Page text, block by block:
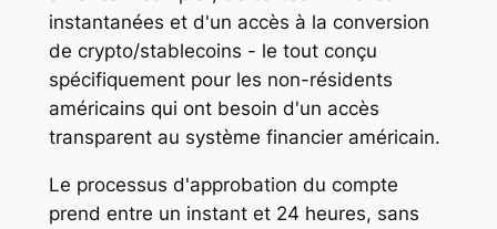
instantanées et d'un accès à la conversion
de crypto/stablecoins - le tout conçu
spécifiquement pour les non-résidents
américains qui ont besoin d'un accès
transparent au système financier américain.
Le processus d'approbation du compte
prend entre un instant et 24 heures, sans